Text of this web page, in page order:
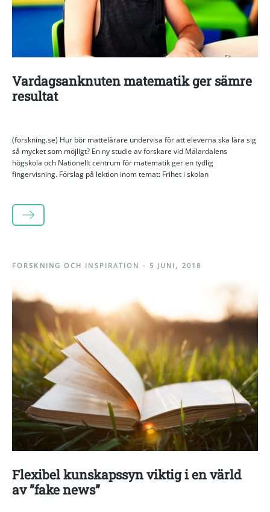
Vardagsanknuten matematik ger sämre
resultat
(forskning.se) Hur bör mattelärare undervisa för att eleverna ska lära sig
så mycket som möjligt? En ny studie av forskare vid Mälardalens
högskola och Nationellt centrum för matematik ger en tydlig
fingervisning. Förslag på lektion inom temat: Frihet i skolan
LÄS MER
FORSKNING OCH INSPIRATION - 5 JUNI, 2018
Flexibel kunskapssyn viktig i en värld
av ”fake news”